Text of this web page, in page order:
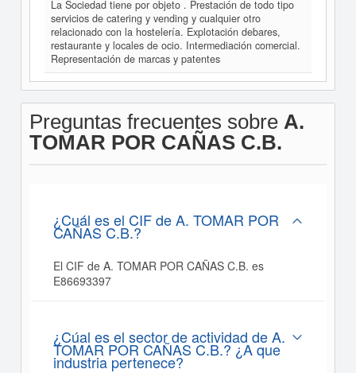
La Sociedad tiene por objeto . Prestación de todo tipo
servicios de catering y vending y cualquier otro
relacionado con la hostelería. Explotación debares,
restaurante y locales de ocio. Intermediación comercial.
Representación de marcas y patentes
Preguntas frecuentes sobre A.
TOMAR POR CAÑAS C.B.
¿Cuál es el CIF de A. TOMAR POR
CAÑAS C.B.?
El CIF de A. TOMAR POR CAÑAS C.B. es
E86693397
¿Cúal es el sector de actividad de A.
TOMAR POR CAÑAS C.B.? ¿A que
industria pertenece?